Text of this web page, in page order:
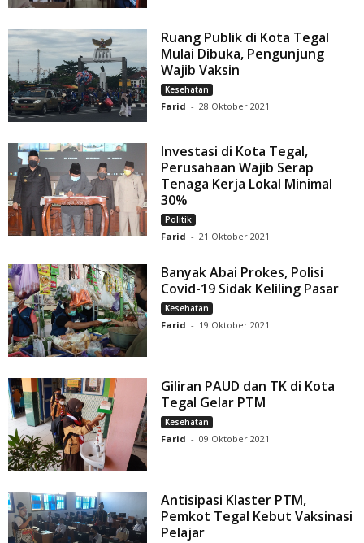
Ruang Publik di Kota Tegal
Mulai Dibuka, Pengunjung
Wajib Vaksin
Kesehatan
Farid - 28 Oktober 2021
Investasi di Kota Tegal,
Perusahaan Wajib Serap
Tenaga Kerja Lokal Minimal
30%
Politik
Farid - 21 Oktober 2021
Banyak Abai Prokes, Polisi
Covid-19 Sidak Keliling Pasar
Kesehatan
Farid - 19 Oktober 2021
Giliran PAUD dan TK di Kota
Tegal Gelar PTM
Kesehatan
Farid - 09 Oktober 2021
Antisipasi Klaster PTM,
Pemkot Tegal Kebut Vaksinasi
Pelajar